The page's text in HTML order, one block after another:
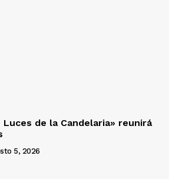
Luces de la Candelaria» reunirá
5, 2026